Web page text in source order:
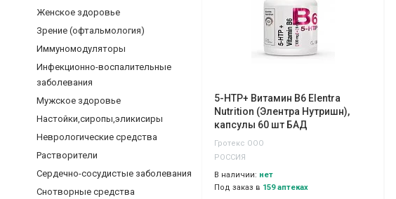
Женское здоровье
Зрение (офтальмология)
Иммуномодуляторы
Инфекционно-воспалительные
заболевания
Мужское здоровье
Настойки,сиропы,эликисиры
Неврологические средства
Растворители
Сердечно-сосудистые заболевания
Снотворные средства
5-НТР+ Витамин В6 Elentra
Nutrition (Элентра Нутришн),
капсулы 60 шт БАД
Гротекс ООО
РОССИЯ
В наличии: нет
Под заказ в 159 аптеках